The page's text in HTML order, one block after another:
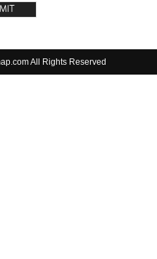
All Rights Reserved